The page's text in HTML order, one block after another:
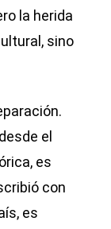
la herida
sino
el
es
con
es